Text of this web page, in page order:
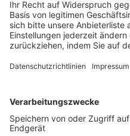
Login SpielPlus
FOLGE DEM BFV
TOP-VEREINE